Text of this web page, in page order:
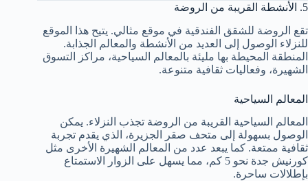
5. الأنشطة القريبة من الروضة
تقع الروضة للشقق الفندقية في موقع مثالي. يتيح هذا الموقع
للنزلاء الوصول إلى العديد من الأنشطة والمعالم الجذابة.
المنطقة المحيطة بها مليئة بالمعالم السياحية، مراكز التسوق
الشهيرة، وفعاليات ثقافية متنوعة.
المعالم السياحية
المعالم السياحية القريبة من الروضة تجذب النزلاء. يمكن
الوصول بسهولة إلى متحف صقر الجزيرة، الذي يقدم تجربة
ثقافية ممتعة. كما يبعد عدد من المعالم الشهيرة الأخرى مثل
كورنيش جدة نحو 5 كم، مما يسهل على الزوار الاستمتاع
بإطلالات ساحرة.